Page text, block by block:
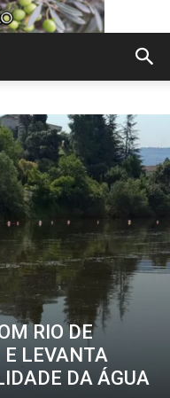
RIO DE
E LEVANTA
DA ÁGUA